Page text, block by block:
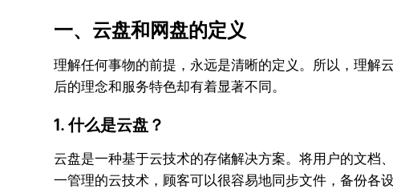
一、云盘和网盘的定义
理解任何事物的前提，永远是清晰的定义。所以，理解
后的理念和服务特色却有着显著不同。
1. 什么是云盘？
云盘是一种基于云技术的存储解决方案。将用户的文
一管理的云技术，顾客可以很容易地同步文件，备份各